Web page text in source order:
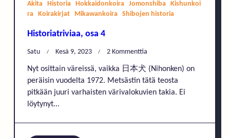
Akita Historia Hokkaidonkoira Jomonshiba
Kishunkoi
ra
Koirakirjat Mikawankoira Shibojen historia
Historiatriviaa, osa 4
Satu Kesä 9, 2023 2 Kommenttia
Osa
4
Nyt osittain väreissä, vaikka 日本犬 (Nihonken) on
peräisin vuodelta 1972. Metsästin tätä teosta
pitkään juuri varhaisten värivalokuvien takia. Ei
löytynyt...